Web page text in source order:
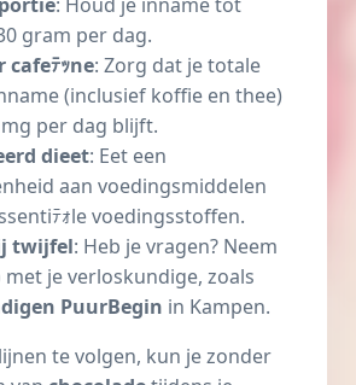
gram per dag.
cafeﾃｯne: Zorg dat je totale
(inclusief koffie en thee)
per dag blijft.
dieet: Eet een
aan voedingsmiddelen
ﾃｫle voedingsstoffen.
twijfel: Heb je vragen? Neem
je verloskundige, zoals
PuurBegin in Kampen.
te volgen, kun je zonder